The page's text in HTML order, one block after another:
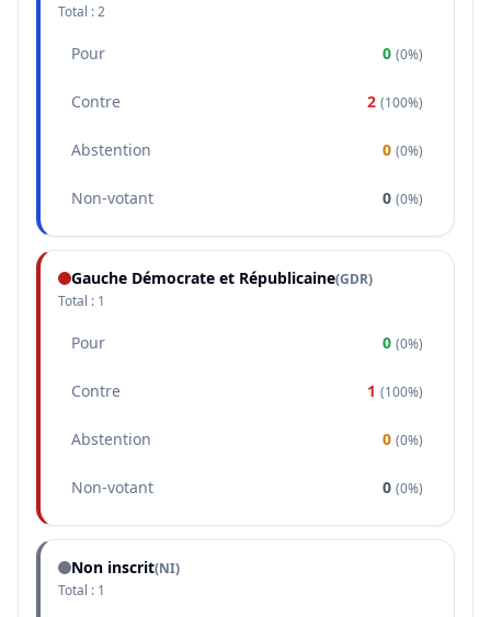
Total :2
Pour 0 (0%)
Contre 2 (100%)
Abstention 0 (0%)
Non-votant 0 (0%)
Gauche Démocrate et Républicaine(GDR)
Total : 1
Pour 0 (0%)
Contre 1 (100%)
Abstention 0 (0%)
Non-votant 0 (0%)
Non inscrit(NI)
Total : 1